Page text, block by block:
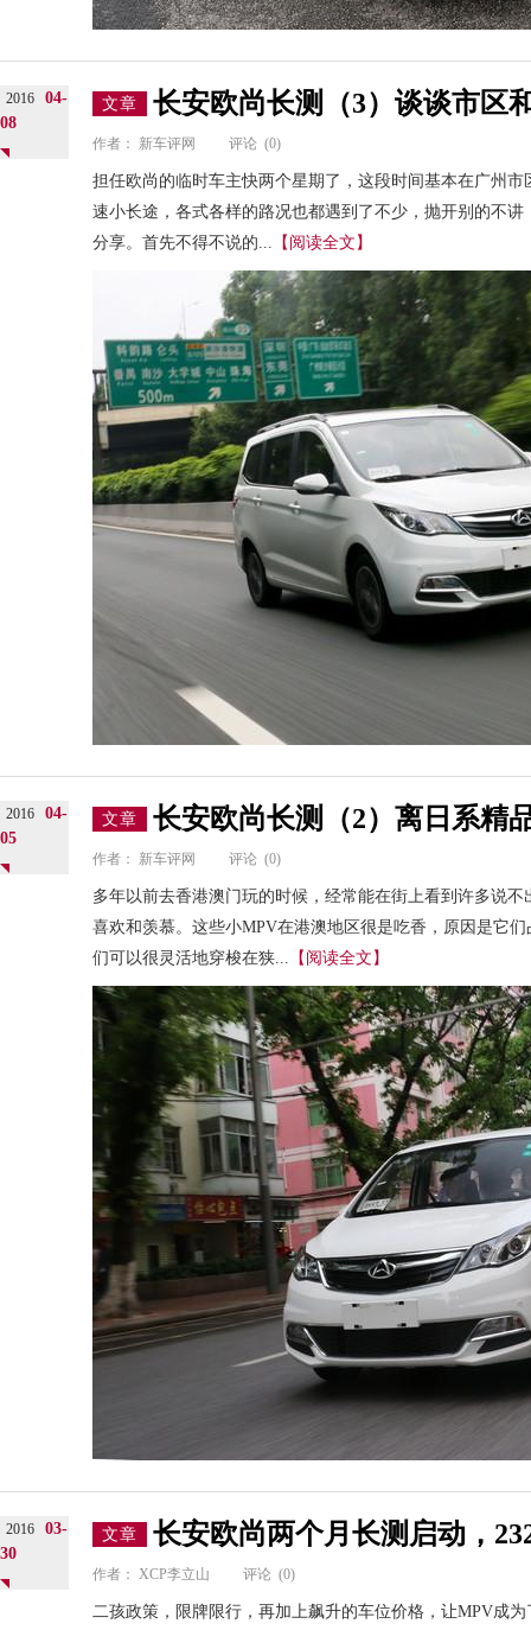
2016
04-
08
文章 长安欧尚长测（3）谈谈市区
作者： 新车评网 评论 (0)
担任欧尚的临时车主快两个星期了，这段时间基本在广州
速小长途，各式各样的路况也都遇到了不少，抛开别的不
分享。首先不得不说的... 【阅读全文】
2016
04-
05
文章 长安欧尚长测（2）离日系精
作者： 新车评网 评论 (0)
多年以前去香港澳门玩的时候，经常能在街上看到许多说
喜欢和羡慕。这些小MPV在港澳地区很是吃香，原因是它
们可以很灵活地穿梭在狭... 【阅读全文】
2016
03-
30
文章 长安欧尚两个月长测启动，
作者： XCP李立山 评论 (0)
二孩政策，限牌限行，再加上飙升的车位价格，让MPV成